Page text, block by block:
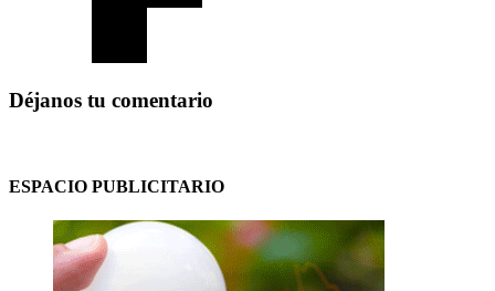
Déjanos tu comentario
ESPACIO PUBLICITARIO